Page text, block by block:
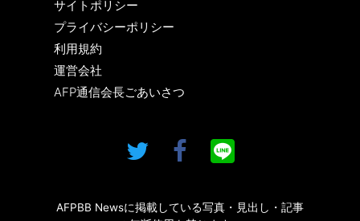
サイトポリシー
プライバシーポリシー
利用規約
運営会社
AFP通信会長ごあいさつ
AFPBB Newsに掲載している写真・見出し・記事